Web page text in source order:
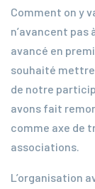
Comment on y
n’avancent pas
avancé en
souhaité
de notre
avons fait
comme axe de
associations.
L’organisation